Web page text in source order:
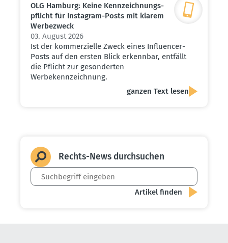
OLG Hamburg: Keine Kennzeich­nungs­
pflicht für Instagram-Posts mit klarem
Werbe­zweck
03. August 2026
Ist der kommerzielle Zweck eines Influencer-
Posts auf den ersten Blick erkennbar, entfällt
die Pflicht zur gesonderten
Werbekennzeichnung.
ganzen Text lesen
Rechts-News durch­suchen